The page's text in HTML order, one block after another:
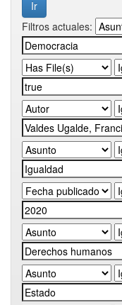
Filtros actuales: